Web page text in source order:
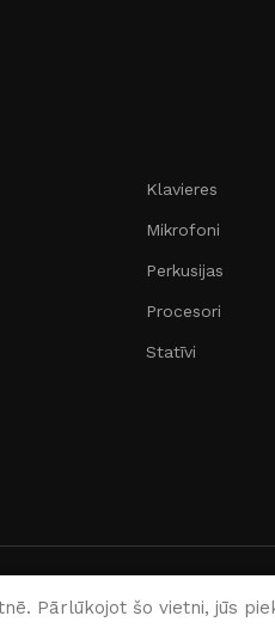
Klavieres
Mikrofoni
Perkusijas
Procesori
Statīvi
Pārlūkojot šo vietni, jūs
Latviešu